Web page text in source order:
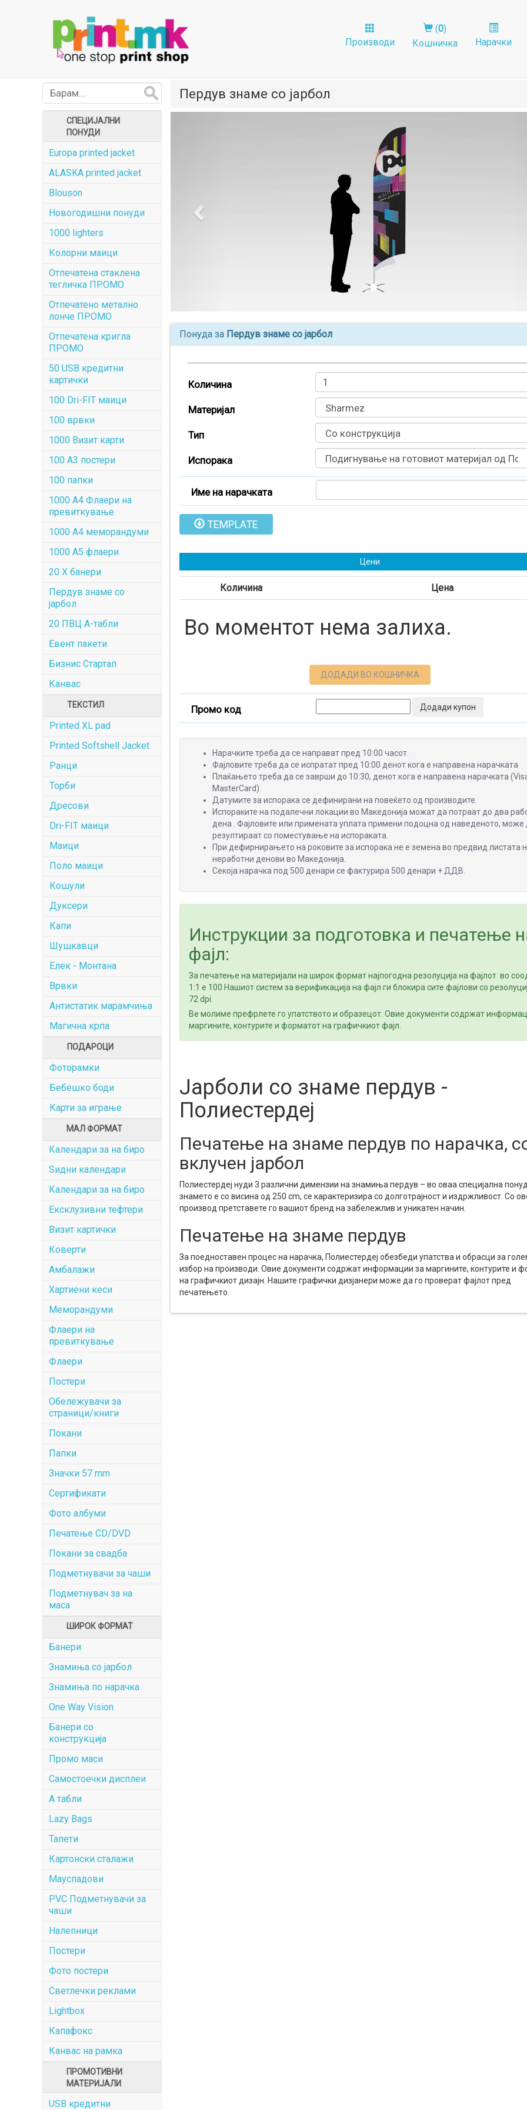
Производи
(0)
Кошничка
Нарачки
СПЕЦИЈАЛНИ
ПОНУДИ
Europa printed jacket
ALASKA printed jacket
Blouson
Новогодишни понуди
1000 lighters
Колорни маици
Отпечатена стаклена
тегличка ПРОМО
Отпечатенo метално
лонче ПРОМО
Отпечатена кригла
ПРОМО
50 USB кредитни
картички
100 Dri-FIT маици
100 врвки
1000 Визит карти
100 А3 постери
100 папки
1000 A4 Флаери на
превиткување
1000 A4 меморандуми
1000 A5 флаери
20 X банери
Пердув знаме со
јарбол
20 ПВЦ А-табли
Евент пакети
Бизнис Стартап
Канвас
ТЕКСТИЛ
Printed XL pad
Printed Softshell Jacket
Ранци
Торби
Дресови
Dri-FIT маици
Маици
Поло маици
Кошули
Дуксери
Капи
Шушкавци
Елек - Монтана
Врвки
Антистатик марамчиња
Магична крпа
ПОДАРОЦИ
Фоторамки
Бебешко боди
Карти за играње
МАЛ ФОРМАТ
Календари за на биро
Ѕидни календари
Календари за на биро
Ексклузивни тефтери
Визит картички
Коверти
Амбалажи
Хартиени кеси
Меморандуми
Флаери на
превиткување
Флаери
Постери
Обележувачи за
страници/книги
Покани
Папки
Значки 57 mm
Сертификати
Фото албуми
Печатење CD/DVD
Покани за свадба
Подметнувачи за чаши
Подметнувач за на
маса
ШИРОК ФОРМАТ
Банери
Знамиња со јарбол
Знамиња по нарачка
One Way Vision
Банери со
конструкција
Промо маси
Самостоечки дисплеи
А табли
Lazy Bags
Тапети
Картонски сталажи
Мауспадови
PVC Подметнувачи за
чаши
Налепници
Постери
Фото постери
Светлечки реклами
Lightbox
Капафокс
Канвас на рамка
ПРОМОТИВНИ
МАТЕРИЈАЛИ
USB кредитни
Пердув знаме со јарбол
Понуда за Пердув знаме со јарбол
Количина
Материјал
Тип
Испорака
Име на нарачката
TEMPLATE
Цени
Количина Цена
Во моментот нема залиха.
ДОДАДИ ВО КОШНИЧКА
Промо код Додади купон
Нарачките треба да се направат пред 10:00 часот.
Фајловите треба да се испратат пред 10:00 денот кога е направена нарачката
Плаќањето треба да се заврши до 10:30, денот кога е направена нарачката
MasterCard).
Датумите за испорака се дефинирани на повеќето од производите.
Испораките на подалечни локации во Македонија можат да потраат до два
дена . Фајловите или примената уплата примени подоцна од наведеното, може
резултираат со поместување на испораката.
При дефирнирањето на роковите за испорака не е земена во предвид листата
неработни денови во Македонија.
Секоја нарачка под 500 денари се фактурира 500 денари + ДДВ.
Инструкции за подготовка и печатење
фајл:
За печатење на материјали на широк формат најпогодна резолуција на фајлот во
1:1 е 100 Нашиот систем за верификација на фајл ги блокира сите фајлови со
72 dpi.
Ве молиме префрлете го упатството и образецот. Овие документи содржат
маргините, контурите и форматот на графичкиот фајл.
Јарболи со знаме пердув -
Полиестердеј
Печатење на знаме пердув по нарачка,
вклучен јарбол
Полиестердеј нуди 3 различни димензии на знамиња пердув – во оваа специјална
знамето е со висина од 250 cm, се карактеризира со долготрајност и издржливост. Со
производ претставете го вашиот бренд на забележлив и уникатен начин.
Печатење на знаме пердув
За поедноставен процес на нарачка, Полиестердеј обезбеди упатства и обрасци за
избор на производи. Овие документи содржат информации за маргините, контурите и
на графичкиот дизајн. Нашите графички дизјанери може да го проверат фајлот пред
печатењето.